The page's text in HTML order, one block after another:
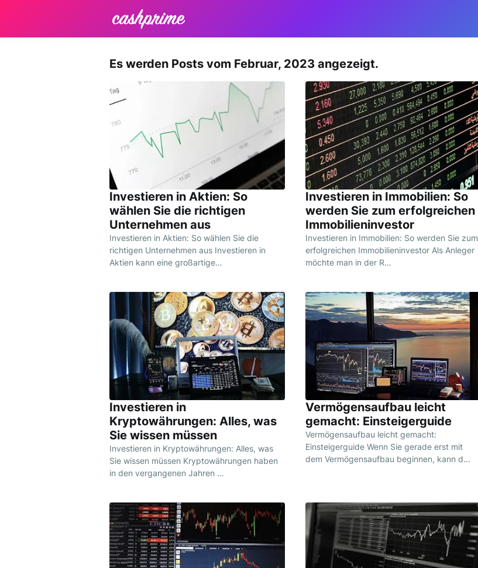
Es werden Posts vom Februar, 2023 angezeigt.
Investieren in Aktien: So
wählen Sie die richtigen
Unternehmen aus
Investieren in Aktien: So wählen Sie die
richtigen Unternehmen aus Investieren in
Aktien kann eine großartige…
Investieren in Immobilien: So
werden Sie zum erfolgreichen
Immobilieninvestor
Investieren in Immobilien: So werden Sie zum
erfolgreichen Immobilieninvestor Als Anleger
möchte man in der R…
Investieren in
Kryptowährungen: Alles, was
Sie wissen müssen
Investieren in Kryptowährungen: Alles, was
Sie wissen müssen Kryptowährungen haben
in den vergangenen Jahren …
Vermögensaufbau leicht
gemacht: Einsteigerguide
Vermögensaufbau leicht gemacht:
Einsteigerguide Wenn Sie gerade erst mit
dem Vermögensaufbau beginnen, kann d…